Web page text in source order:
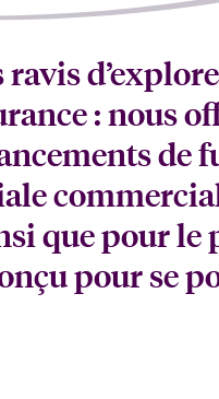
: nous
de
que pour
pour se